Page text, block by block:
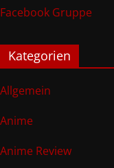
Facebook Gruppe
Kategorien
Allgemein
Anime
Anime Review